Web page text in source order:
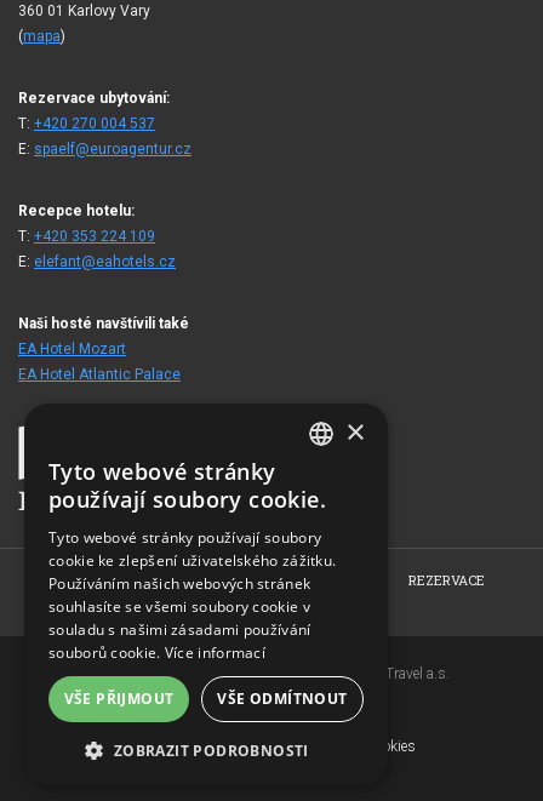
360 01 Karlovy Vary
(mapa)
Rezervace ubytování:
T: +420 270 004 537
E: spaelf@euroagentur.cz
Recepce hotelu:
T: +420 353 224 109
E: elefant@eahotels.cz
Naši hosté navštívili také
EA Hotel Mozart
EA Hotel Atlantic Palace
HOME O HOTELU POKOJE RESTAURACE
REZERVACE
FOTOGALERIE
KONTAKT
Copyright © 2007-2026 EuroAgentur Hotels&Travel a.s.
www.bezvapobyt.cz
Všeobecné podmínky rezervace
Deklarace o ochraně osobních údajů
Cookies
GERMAN
×
Tyto webové stránky
používají soubory cookie.
Tyto webové stránky používají soubory
cookie ke zlepšení uživatelského zážitku.
Používáním našich webových stránek
souhlasíte se všemi soubory cookie v
souladu s našimi zásadami používání
souborů cookie. Více informací
VŠE PŘIJMOUT VŠE ODMÍTNOUT
ZOBRAZIT PODROBNOSTI